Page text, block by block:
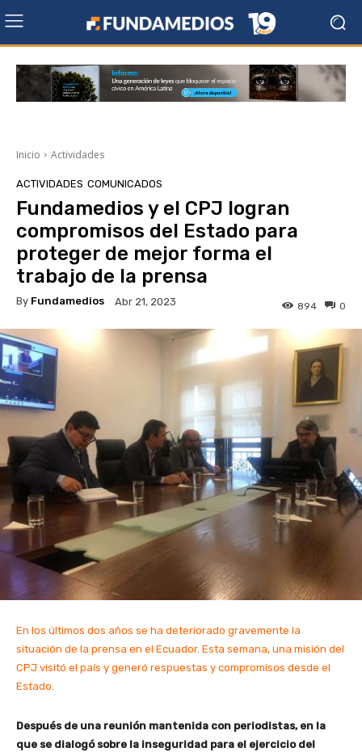
Inicio Actividades
ACTIVIDADES COMUNICADOS
Fundamedios y el CPJ logran
compromisos del Estado para
proteger de mejor forma el
trabajo de la prensa
By Fundamedios Abr 21, 2023 0
894
En los últimos dos años se ha deteriorado gravemente la
situación de la prensa en el Ecuador. Esta semana, una misión del
CPJ visitó el país y generó respuestas y compromisos desde el
Estado.
Después de una reunión mantenida con periodistas, en la
que se dialogó sobre la inseguridad para el ejercicio del